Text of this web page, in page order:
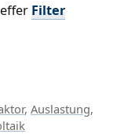
Filter
, Auslastung,